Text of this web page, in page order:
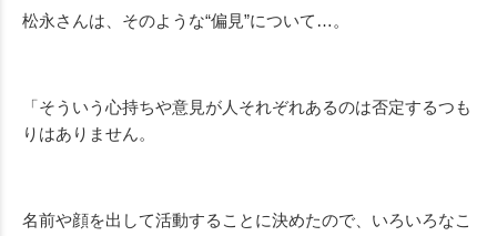
松永さんは、そのような“偏見”について…。
「そういう心持ちや意見が人それぞれあるのは否定するつも
りはありません。
名前や顔を出して活動することに決めたので、いろいろなこ